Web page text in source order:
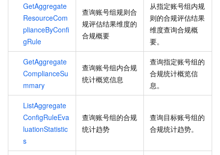
GetAggregate
ResourceCom
plianceByConfi
gRule
查询账号组规则合
规评估结果维度的
合规概要
从指定账号组内规
则的合规评估结果
维度查询合规概
要。
GetAggregate
ComplianceSu
mmary
查询账号组内合规
统计概览信息
查询指定账号组的
合规统计概览信
息。
ListAggregate
ConfigRuleEva
luationStatistic
s
查询账号组的合规
统计趋势
查询目标账号组的
合规统计趋势。